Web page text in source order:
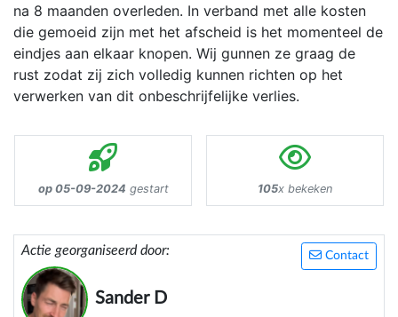
na 8 maanden overleden. In verband met alle kosten
die gemoeid zijn met het afscheid is het momenteel de
eindjes aan elkaar knopen. Wij gunnen ze graag de
rust zodat zij zich volledig kunnen richten op het
verwerken van dit onbeschrijfelijke verlies.
op 05-09-2024 gestart 105x bekeken
Contact
Actie georganiseerd door:
Sander D